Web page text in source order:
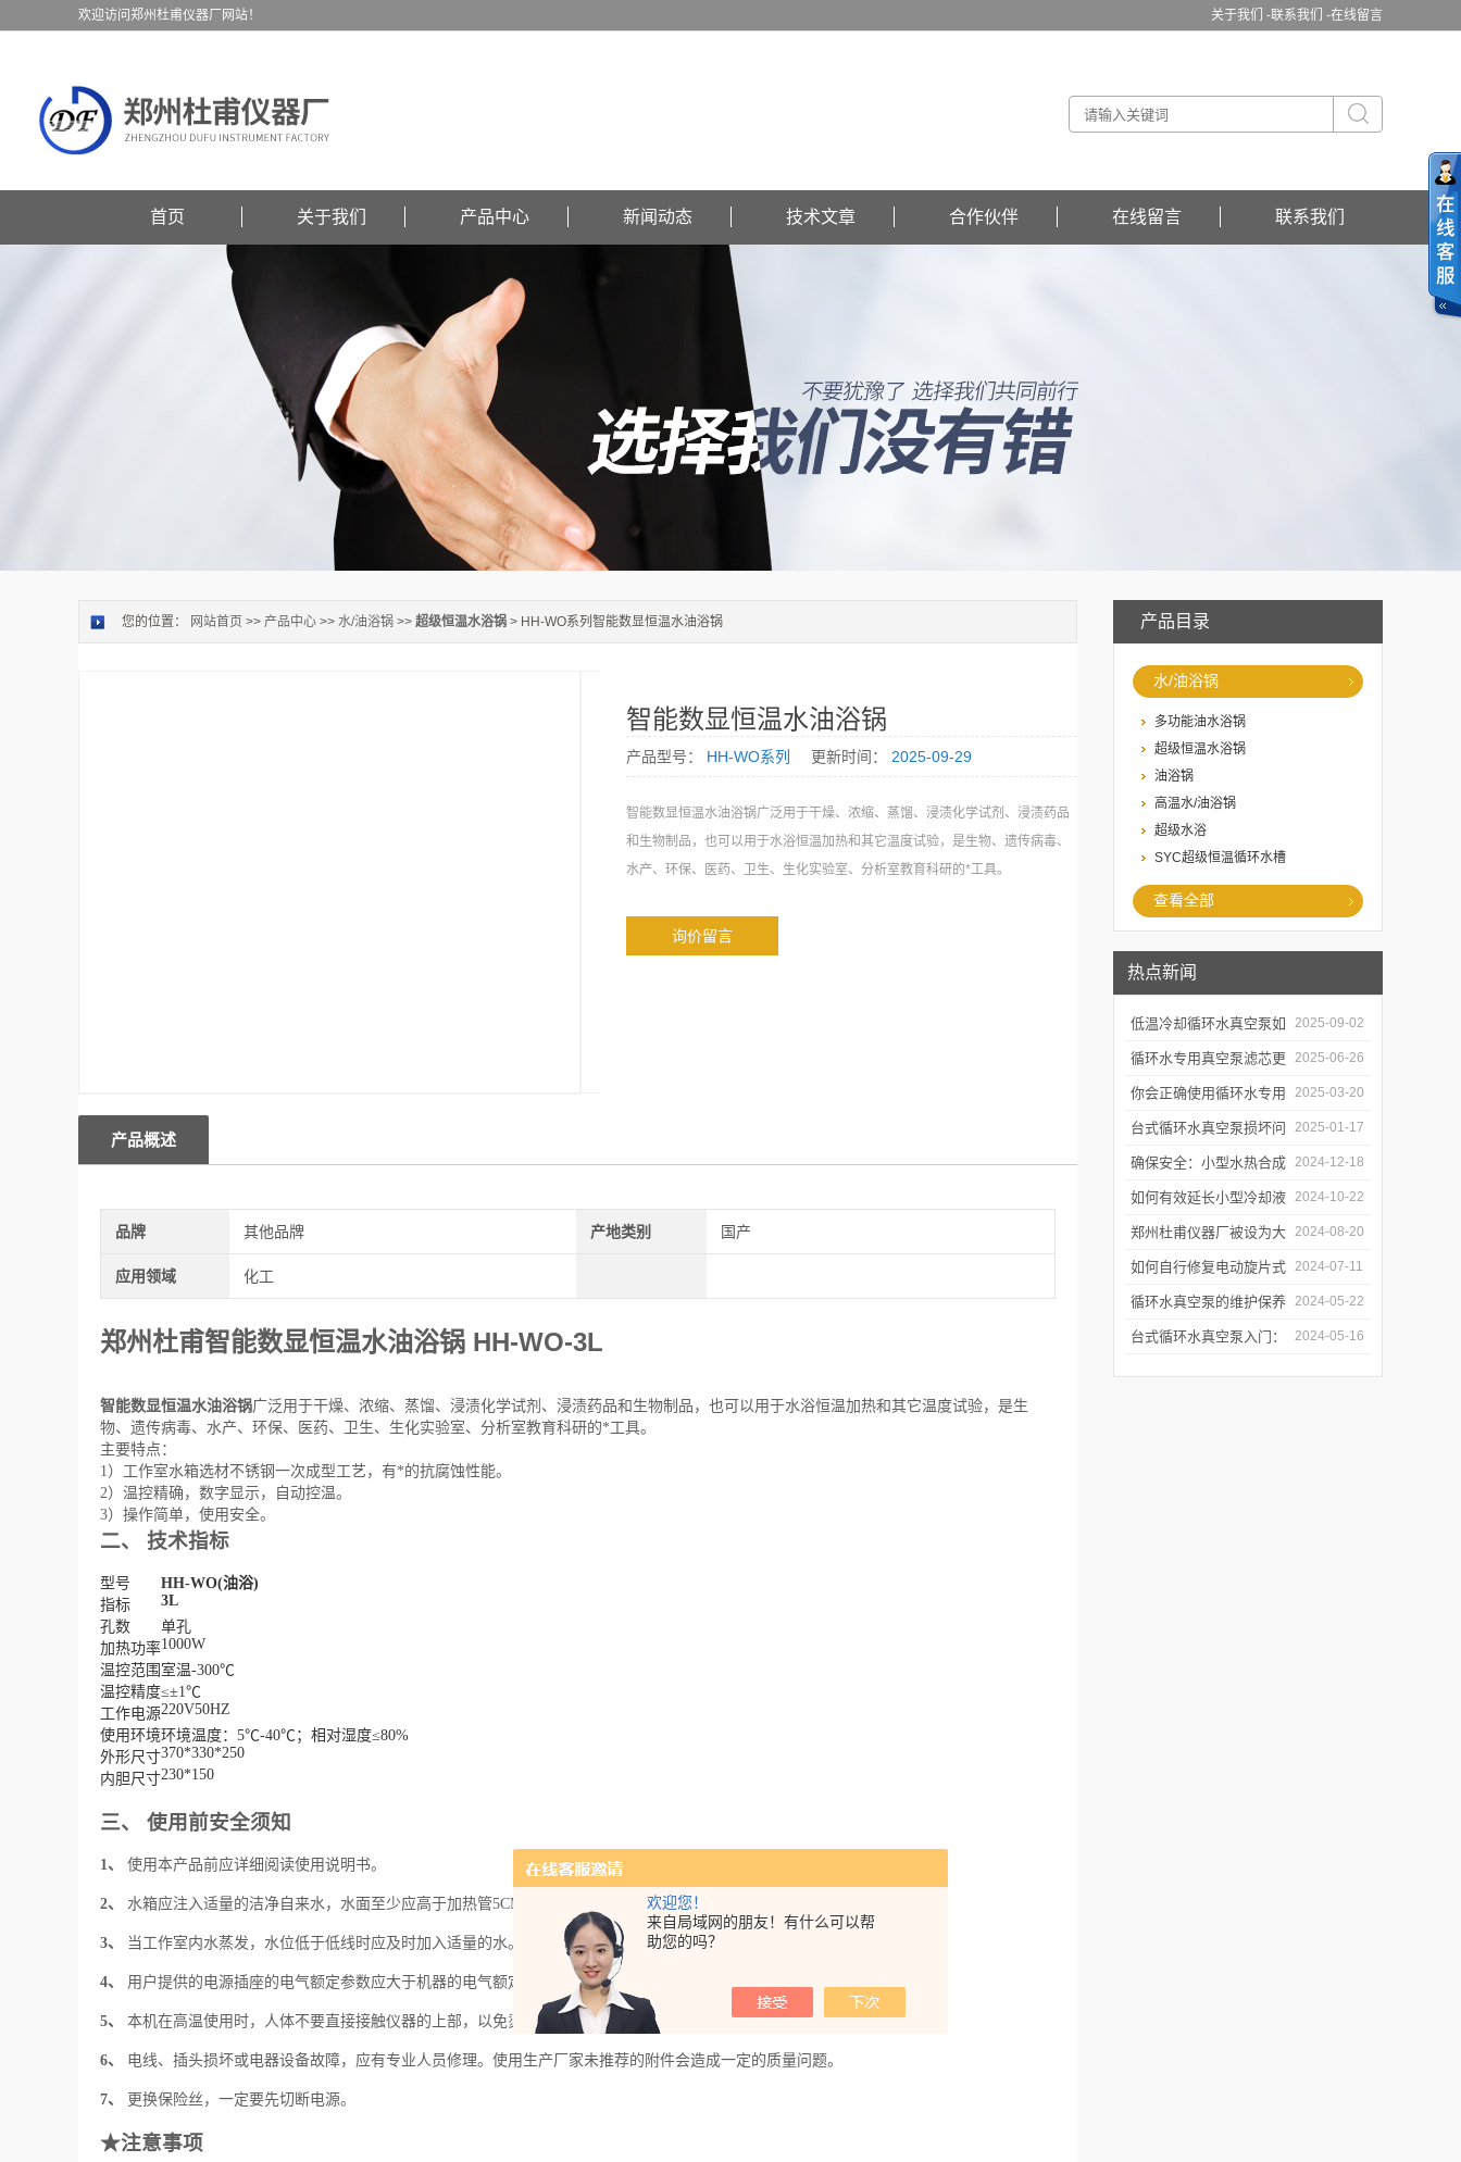
欢迎您！
来自局域网的朋友！有什么可以帮
助您的吗？
关于我们 -联系我们 -在线留言
欢迎访问郑州杜甫仪器厂网站！
首页 关于我们 产品中心 新闻动态 技术文章 合作伙伴 在线留言 联系我们
产品目录
水/油浴锅
多功能油水浴锅
超级恒温水浴锅
油浴锅
高温水/油浴锅
超级水浴
SYC超级恒温循环水槽
查看全部
热点新闻
低温冷却循环水真空泵如
何提升制冷与真空效率？
2025-09-02
循环水专用真空泵滤芯更
换周期：基于水质污染度
的判断方法
2025-06-26
你会正确使用循环水专用
真空泵吗？
2025-03-20
台式循环水真空泵损坏问
题诊断与预防措施
2025-01-17
确保安全：小型水热合成
反应釜的操作与维护建议
2024-12-18
如何有效延长小型冷却液
水循环泵的使用寿命？
2024-10-22
郑州杜甫仪器厂被设为大
学生实习就业基地
2024-08-20
如何自行修复电动旋片式
真空泵无法启动的问题
2024-07-11
循环水真空泵的维护保养
与故障排除指南
2024-05-22
台式循环水真空泵入门： 2024-05-16
您的位置： 网站首页 >> 产品中心 >> 水/油浴锅 >> 超级恒温水浴锅 > HH-WO系列智能数显恒温水油浴锅
智能数显恒温水油浴锅
产品型号： HH-WO系列 更新时间： 2025-09-29
智能数显恒温水油浴锅广泛用于干燥、浓缩、蒸馏、浸渍化学试剂、浸渍药品
和生物制品，也可以用于水浴恒温加热和其它温度试验，是生物、遗传病毒、
水产、环保、医药、卫生、生化实验室、分析室教育科研的*工具。
询价留言
产品概述
品牌 其他品牌 产地类别 国产
应用领域 化工
郑州杜甫智能数显恒温水油浴锅 HH-WO-3L
智能数显恒温水油浴锅广泛用于干燥、 浓缩、蒸馏、浸渍化学试剂、浸渍药品和生物制品，也可以用于水浴恒温加热和其它温度试验，是生
物、遗传病毒、水产、环保、医药、卫生、生化实验室、分析室教育科研的*工具。
主要特点：
1）工作室水箱选材不锈钢一次成型工艺，有*的抗腐蚀性能。
2）温控精确，数字显示，自动控温。
3）操作简单，使用安全。
二、 技术指标
型号
指标
HH-WO(油浴)
3L
孔数
单孔
加热功率1000W
温控范围 室温-300℃
温控精度≤±1℃
工作电源220V50HZ
使用环境环境温度： 5℃-40℃；相对湿度≤80%
外形尺寸370*330*250
内胆尺寸230*150
三、 使用前安全须知
1、 使用本产品前应详细阅读使用说明书。
2、 水箱应注入适量的洁净自来水，水面至少应高于加热管5CM。
3、 当工作室内水蒸发，水位低于低线时应及时加入适量的水。
4、 用户提供的电源插座的电气额定参数应大于机器的电气额定参数，并有良好的接地措施。
5、 本机在高温使用时，人体不要直接接触仪器的上部，以免烫伤。
6、 电线、插头损坏或电器设备故障，应有专业人员修理。使用生产厂家未推荐的附件会造成一定的质量问题。
7、 更换保险丝，一定要先切断电源。
★注意事项